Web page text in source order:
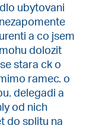
ubytovani
a co jsem
dolozit
stara ck o
ramec. o
delegadi a
od nich
do splitu na